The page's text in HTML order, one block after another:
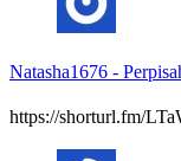
Natasha1676 -
https://shorturl.fm/